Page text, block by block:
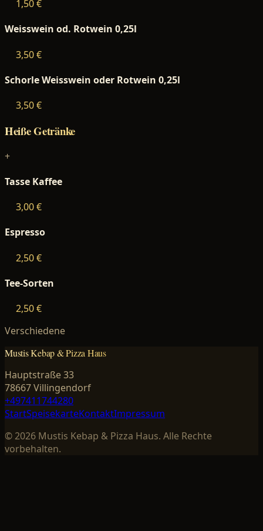
1,50 €
Weisswein od. Rotwein 0,25l
3,50 €
Schorle Weisswein oder Rotwein 0,25l
3,50 €
Heiße Getränke
+
Tasse Kaffee
3,00 €
Espresso
2,50 €
Tee-Sorten
2,50 €
Verschiedene
Mustis Kebap & Pizza Haus
Hauptstraße 33
78667 Villingendorf
+497411744280
StartSpeisekarteKontaktImpressum
©2026 Mustis Kebap & Pizza Haus. Alle Rechte
vorbehalten.